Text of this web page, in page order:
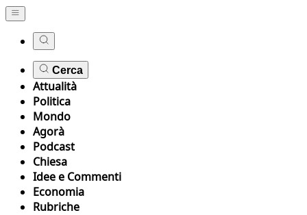
Cerca
Attualità
Politica
Mondo
Agorà
Podcast
Chiesa
Idee e Commenti
Economia
Rubriche